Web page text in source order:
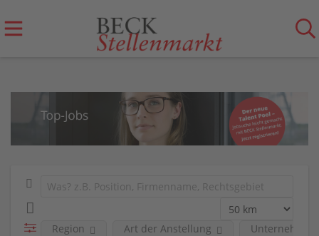
Region Art der Anstellung Unternehmen